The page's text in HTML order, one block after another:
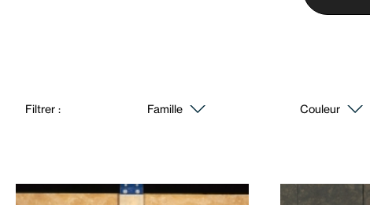
Filtrer : Famille Couleur